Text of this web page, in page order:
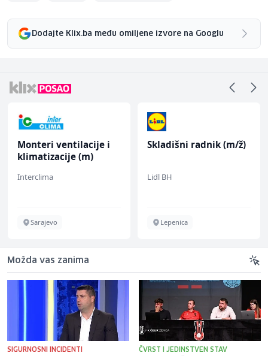
Dodajte Klix.ba među omiljene izvore na Googlu
Monteri ventilacije i
klimatizacije (m)
Interclima
Sarajevo
Skladišni radnik (m/ž)
Lidl BH
Lepenica
Možda vas zanima
SIGURNOSNI INCIDENTI ČVRST I JEDINSTVEN STAV